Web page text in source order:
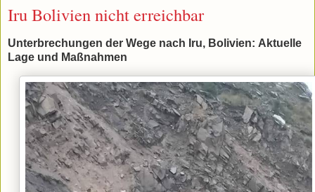
Iru Bolivien nicht erreichbar
Unterbrechungen der Wege nach Iru, Bolivien: Aktuelle
Lage und Maßnahmen